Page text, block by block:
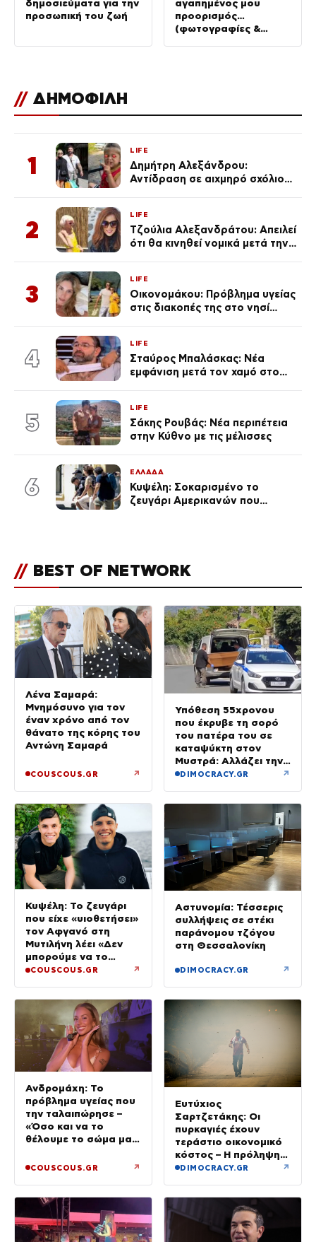
δημοσιεύματα για την
προσωπική του ζωή
αγαπημένος μου
προορισμός…
(φωτογραφίες &
// ΔΗΜΟΦΙΛΗ
1
LIFE
Δημήτρη Αλεξάνδρου:
Αντίδραση σε αιχμηρό σχόλιο
2
LIFE
Τζούλια Αλεξανδράτου: Απειλεί
ότι θα κινηθεί νομικά μετά την
3
LIFE
Οικονομάκου: Πρόβλημα υγείας
στις διακοπές της στο νησί
4
LIFE
Σταύρος Μπαλάσκας: Νέα
εμφάνιση μετά τον χαμό στο
5
LIFE
Σάκης Ρουβάς: Νέα περιπέτεια
στην Κύθνο με τις μέλισσες
6
ΕΛΛΑΔΑ
Κυψέλη: Σοκαρισμένο το
ζευγάρι Αμερικανών που
// BEST OF NETWORK
Λένα Σαμαρά:
Μνημόσυνο για τον
έναν χρόνο από τον
θάνατο της κόρης του
Αντώνη Σαμαρά
COUSCOUS.GR ↗
Υπόθεση 55χρονου
που έκρυβε τη σορό
του πατέρα του σε
καταψύκτη στον
Μυστρά: Αλλάζει την
υπερασπιστική του
DIMOCRACY.GR ↗
Κυψέλη: Το ζευγάρι
που είχε «υιοθετήσει»
τον Αφγανό στη
Μυτιλήνη λέει «Δεν
μπορούμε να το
πιστέψουμε»
COUSCOUS.GR ↗
Αστυνομία: Τέσσερις
συλλήψεις σε στέκι
παράνομου τζόγου
στη Θεσσαλονίκη
DIMOCRACY.GR ↗
Ανδρομάχη: Το
πρόβλημα υγείας που
την ταλαιπώρησε –
«Όσο και να το
θέλουμε το σώμα μας
COUSCOUS.GR ↗
Ευτύχιος
Σαρτζετάκης: Οι
πυρκαγιές έχουν
τεράστιο οικονομικό
κόστος – Η πρόληψη
κοστίζει λιγότερο από
DIMOCRACY.GR ↗